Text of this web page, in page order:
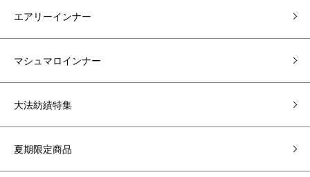
エアリーインナー
マシュマロインナー
大法紡績特集
夏期限定商品